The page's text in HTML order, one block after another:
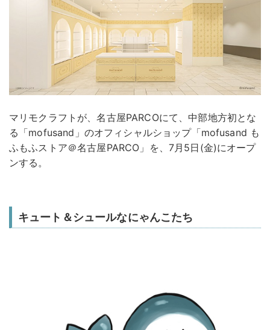
マリモクラフトが、名古屋PARCOにて、中部地方初とな
る「mofusand」のオフィシャルショップ「mofusand も
ふもふストア＠名古屋PARCO」を、7月5日(金)にオープ
ンする。
キュート＆シュールなにゃんこたち